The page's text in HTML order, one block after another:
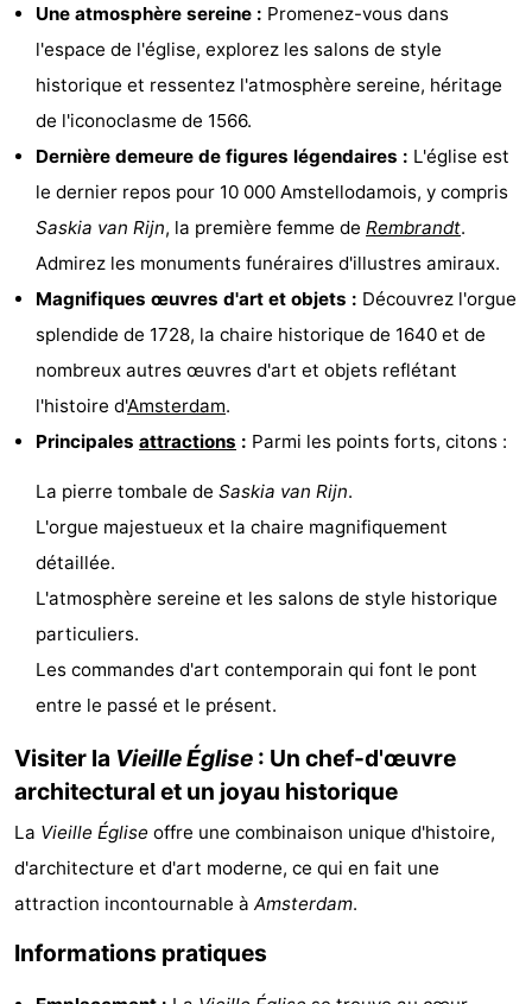
vélo
Randonnée
Divertissement
Vie
Nocturne
Aliments
Boissons
Shopping
Marchés
-
Grands
Magasins
Faire
vélo
Événements
Spécial
Canaux
Coffeeshops
homosexuelle
Quartier
Ville
de
diamant
Places
dans
Parcs
Une atmosphère sereine : Promenez-vous dans
l'espace de l'église, explorez les salons de style
historique et ressentez l'atmosphère sereine, héritage
de l'iconoclasme de 1566.
Dernière demeure de figures légendaires : L'église est
le dernier repos pour 10 000 Amstellodamois, y compris
Saskia van Rijn, la première femme de Rembrandt.
Admirez les monuments funéraires d'illustres amiraux.
Magnifiques œuvres d'art et objets : Découvrez l'orgue
splendide de 1728, la chaire historique de 1640 et de
nombreux autres œuvres d'art et objets reflétant
l'histoire d'Amsterdam.
Principales attractions : Parmi les points forts, citons :
La pierre tombale de Saskia van Rijn.
L'orgue majestueux et la chaire magnifiquement
détaillée.
L'atmosphère sereine et les salons de style historique
particuliers.
Les commandes d'art contemporain qui font le pont
entre le passé et le présent.
Visiter la Vieille Église : Un chef-d'œuvre
architectural et un joyau historique
La Vieille Église offre une combinaison unique d'histoire,
d'architecture et d'art moderne, ce qui en fait une
attraction incontournable à Amsterdam.
Informations pratiques